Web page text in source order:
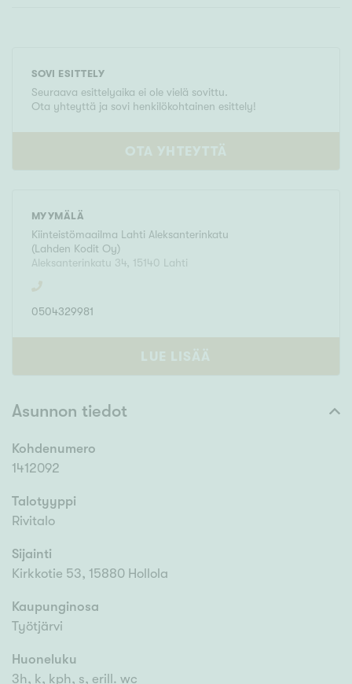
SOVI ESITTELY
Seuraava esittelyaika ei ole vielä sovittu.
Ota yhteyttä ja sovi henkilökohtainen esittely!
OTA YHTEYTTÄ
MYYMÄLÄ
Kiinteistömaailma Lahti Aleksanterinkatu
(Lahden Kodit Oy)
Aleksanterinkatu 34, 15140 Lahti
0504329981
LUE LISÄÄ
Asunnon tiedot
Kohdenumero
1412092
Talotyyppi
Rivitalo
Sijainti
Kirkkotie 53, 15880 Hollola
Kaupunginosa
Työtjärvi
Huoneluku
3h, k, kph, s, erill. wc